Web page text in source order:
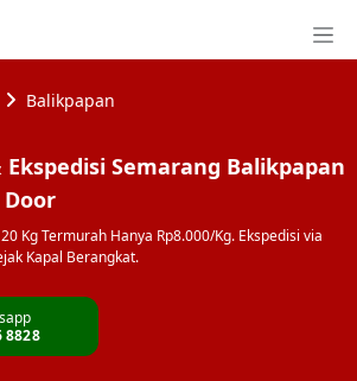
Balikpapan
Ekspedisi Semarang Balikpapan
Kg Termurah Hanya Rp8.000/Kg. Ekspedisi via
Kapal Berangkat.
8828